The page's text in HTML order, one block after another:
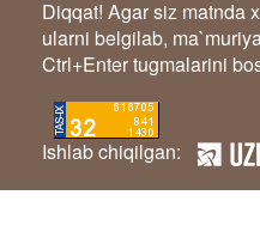
Diqqat! Agar siz matnda
ularni belgilab,
Ctrl+Enter tugmalarini
Ishlab chiqilgan: